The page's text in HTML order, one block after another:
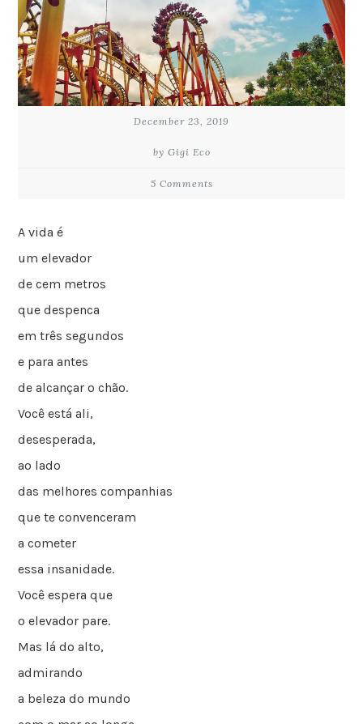
December 23, 2019
by Gigi Eco
5 Comments
A vida é
um elevador
de cem metros
que despenca
em três segundos
e para antes
de alcançar o chão.
Você está ali,
desesperada,
ao lado
das melhores companhias
que te convenceram
a cometer
essa insanidade.
Você espera que
o elevador pare.
Mas lá do alto,
admirando
a beleza do mundo